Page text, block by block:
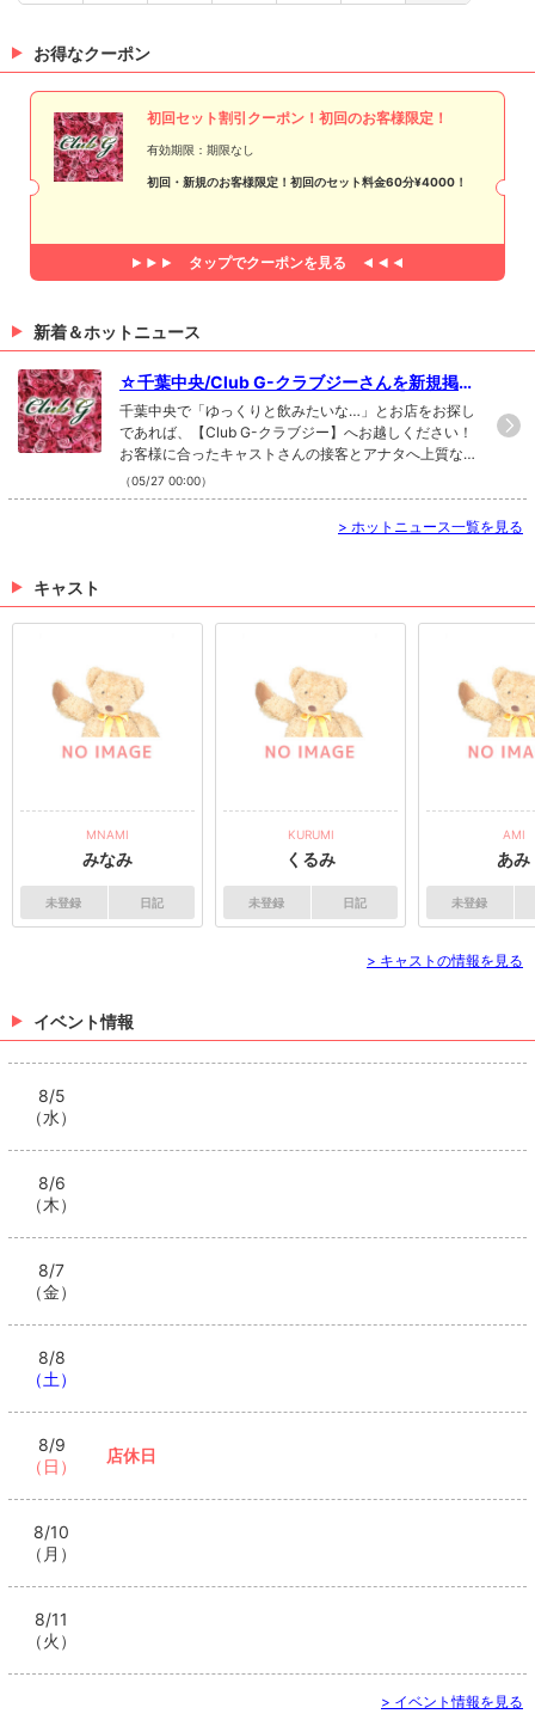
お得なクーポン
初回セット割引クーポン！初回のお客様限定！
有効期限：期限なし
初回・新規のお客様限定！初回のセット料金60分¥4000！
タップでクーポンを見る
新着＆ホットニュース
☆千葉中央/Club G-クラブジーさんを新規掲載
開始☆
千葉中央で「ゆっくりと飲みたいな…」とお店をお探し
であれば、【Club G-クラブジー】へお越しください！
お客様に合ったキャストさんの接客とアナタへ上質な
夜をプレゼント致します。
（05/27 00:00）
> ホットニュース一覧を見る
キャスト
MNAMI
みなみ
未登録 日記
KURUMI
くるみ
未登録 日記
AMI
あみ
未登録
> キャストの情報を見る
イベント情報
8/5
（水）
8/6
（木）
8/7
（金）
8/8
（土）
8/9
（日）
店休日
8/10
（月）
8/11
（火）
> イベント情報を見る